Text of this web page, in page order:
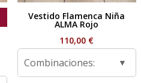
Vestido Flamenca Niña
ALMA Rojo
110,00 €
Combinaciones: